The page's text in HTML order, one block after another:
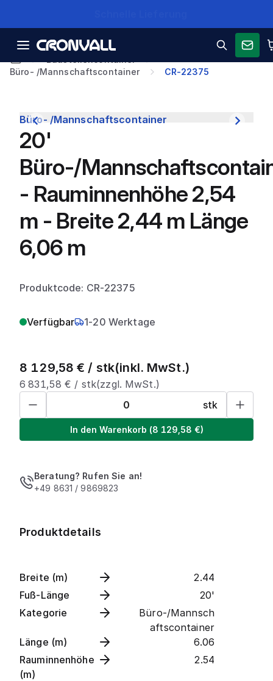
Büro- /Mannschaftscontainer
CR-22375
Büro- /Mannschaftscontainer
20'
Büro-/
- Rauminnenhöhe 2,54
m - Breite 2,44 m Länge
6,06 m
Produktcode: CR-22375
Verfügbar 1-20 Werktage
8 129,58 € / stk(inkl. MwSt.)
6 831,58 € / stk(zzgl. MwSt.)
stk
In den Warenkorb (8 129,58 €)
Beratung? Rufen Sie an!
+49 8631 / 9869823
Produktdetails
Breite (m)
2.44
Fuß-Länge
20'
Kategorie
Büro-/Mannsch
aftscontainer
Länge (m)
6.06
Rauminnenhöhe
(m)
2.54